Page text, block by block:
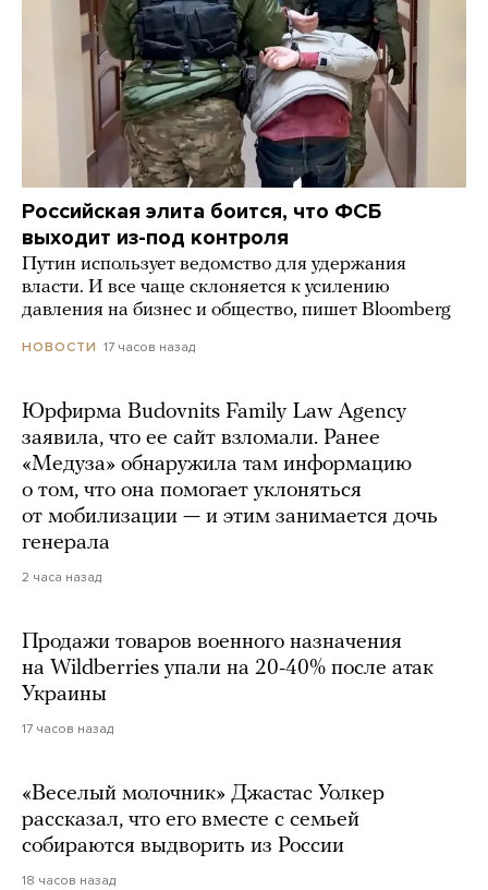
Российская элита боится, что ФСБ
выходит из-под контроля
Путин использует ведомство для удержания
власти. И все чаще склоняется к усилению
давления на бизнес и общество, пишет Bloomberg
НОВОСТИ 17 часов назад
Юрфирма Budovnits Family Law Agency
заявила, что ее сайт взломали. Ранее
«Медуза» обнаружила там информацию
о том, что она помогает уклоняться
от мобилизации — и этим занимается дочь
генерала
2 часа назад
Продажи товаров военного назначения
на Wildberries упали на 20-40% после атак
Украины
17 часов назад
«Веселый молочник» Джастас Уолкер
рассказал, что его вместе с семьей
собираются выдворить из России
18 часов назад